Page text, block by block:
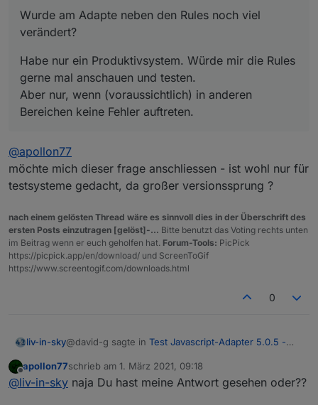
Wurde am Adapte neben den Rules noch viel
verändert?
Habe nur ein Produktivsystem. Würde mir die Rules
gerne mal anschauen und testen.
Aber nur, wenn (voraussichtlich) in anderen
Bereichen keine Fehler auftreten.
@apollon77
möchte mich dieser frage anschliessen - ist wohl nur für
testsysteme gedacht, da großer versionssprung ?
nach einem gelösten Thread wäre es sinnvoll dies in der Überschrift des
ersten Posts einzutragen [gelöst]-... Bitte benutzt das Voting rechts unten
im Beitrag wenn er euch geholfen hat. Forum-Tools: PicPick
https://picpick.app/en/download/ und ScreenToGif
https://www.screentogif.com/downloads.html
0
liv-in-sky@david-g sagte in Test Javascript-Adapter 5.0.5 -
@bluefox
Offline
apollon77schrieb am 1. März 2021, 09:18
zuletzt editiert von
@liv-in-sky naja Du hast meine Antwort gesehen oder??